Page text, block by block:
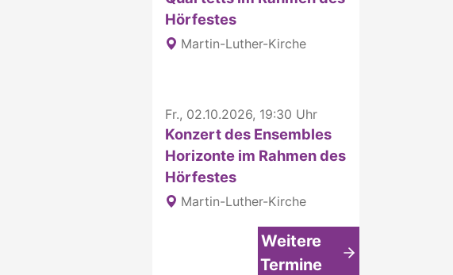
Hörfestes
Martin-Luther-Kirche
Fr., 02.10.2026, 19:30 Uhr
Konzert des Ensembles
Horizonte im Rahmen des
Hörfestes
Martin-Luther-Kirche
Weitere
Termine